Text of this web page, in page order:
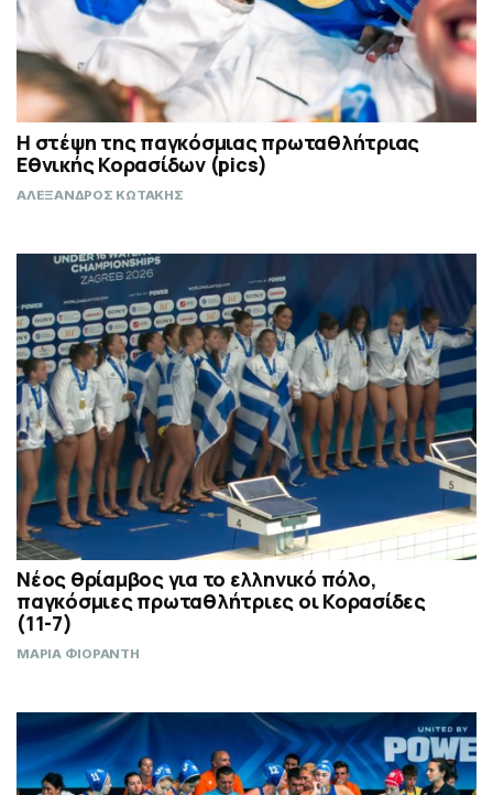
Η στέψη της παγκόσμιας πρωταθλήτριας
Εθνικής Κορασίδων (pics)
ΑΛΕΞΑΝΔΡΟΣ ΚΩΤΑΚΗΣ
Νέος θρίαμβος για το ελληνικό πόλο,
παγκόσμιες πρωταθλήτριες οι Κορασίδες
(11-7)
ΜΑΡΙΑ ΦΙΟΡΑΝΤΗ